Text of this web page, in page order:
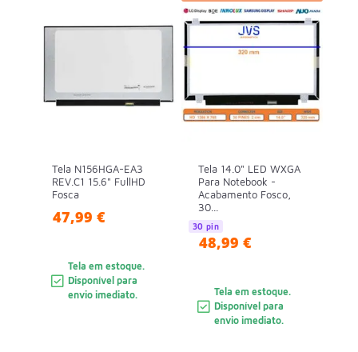
Tela N156HGA-EA3
REV.C1 15.6" FullHD
Fosca
47,99 €
Tela em estoque.
Disponível para
envio imediato.
Tela 14.0" LED WXGA
Para Notebook -
Acabamento Fosco,
30...
30 pin
48,99 €
Tela em estoque.
Disponível para
envio imediato.